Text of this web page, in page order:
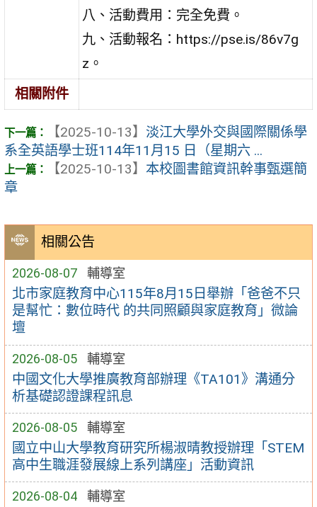
相關公告
2026-08-07 輔導室
北市家庭教育中心115年8月15日舉辦「爸爸不只
是幫忙：數位時代 的共同照顧與家庭教育」微論
壇
2026-08-05 輔導室
中國文化大學推廣教育部辦理《TA101》溝通分
析基礎認證課程訊息
2026-08-05 輔導室
國立中山大學教育研究所楊淑晴教授辦理「STEM
高中生職涯發展線上系列講座」活動資訊
2026-08-04 輔導室
八、活動費用：完全免費。
九、活動報名：https://pse.is/86v7g
z。
相關附件
【2025-10-13】 淡江大學外交與國際關係學
系全英語學士班114年11月15 日（星期六 ...
【2025-10-13】 本校圖書館資訊幹事甄選簡
章